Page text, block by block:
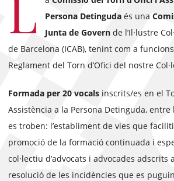
Persona Detinguda és una
Junta de Govern de l’Il·lustre
de Barcelona (ICAB), tenint com a
Reglament del Torn d’Ofici del nostre
Formada per 20 vocals inscrits/es en el
Assistència a la Persona Detinguda, entre
es troben: l’establiment de vies que
promoció de la formació continuada i
col·lectiu d’advocats i advocades adscrits
resolució de les incidències que es